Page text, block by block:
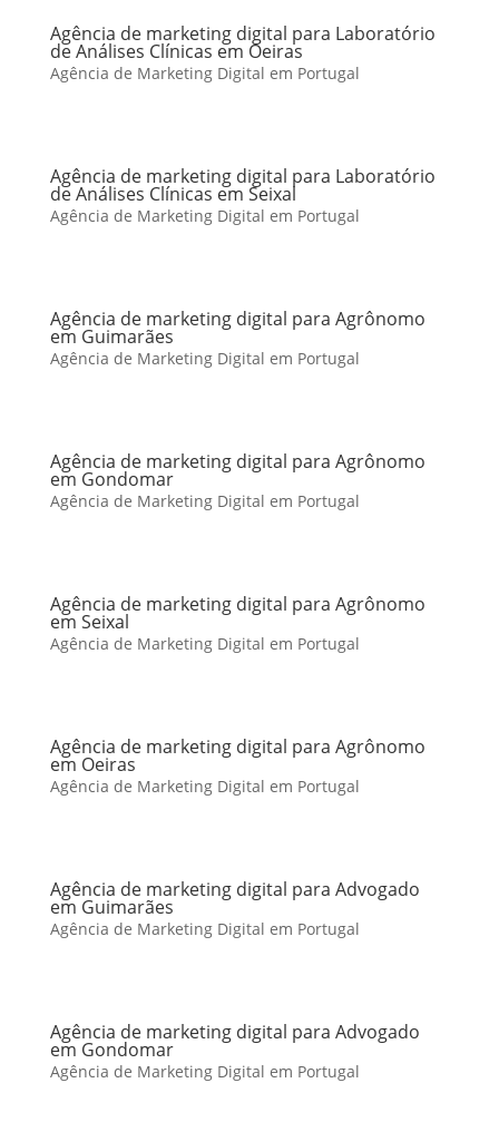
Agência de marketing digital para Laboratório
de Análises Clínicas em Oeiras
Agência de Marketing Digital em Portugal
Agência de marketing digital para Laboratório
de Análises Clínicas em Seixal
Agência de Marketing Digital em Portugal
Agência de marketing digital para Agrônomo
em Guimarães
Agência de Marketing Digital em Portugal
Agência de marketing digital para Agrônomo
em Gondomar
Agência de Marketing Digital em Portugal
Agência de marketing digital para Agrônomo
em Seixal
Agência de Marketing Digital em Portugal
Agência de marketing digital para Agrônomo
em Oeiras
Agência de Marketing Digital em Portugal
Agência de marketing digital para Advogado
em Guimarães
Agência de Marketing Digital em Portugal
Agência de marketing digital para Advogado
em Gondomar
Agência de Marketing Digital em Portugal